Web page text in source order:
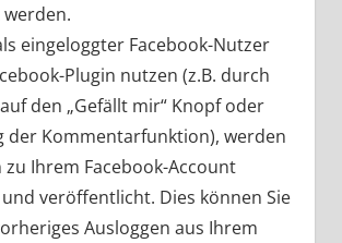
eingeloggter Facebook-Nutzer
Plugin nutzen (z.B. durch
den „Gefällt mir“ Knopf oder
der Kommentarfunktion), werden
zu Ihrem Facebook-Account
veröffentlicht. Dies können Sie
Ausloggen aus Ihrem